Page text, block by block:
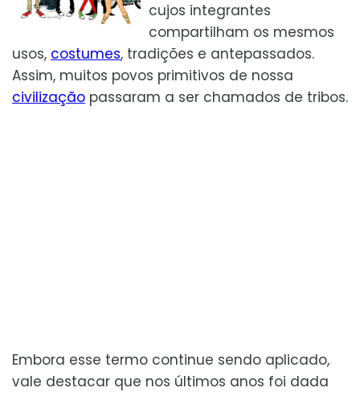
cujos integrantes
compartilham os mesmos
usos, costumes, tradições e antepassados.
Assim, muitos povos primitivos de nossa
civilização passaram a ser chamados de tribos.
Embora esse termo continue sendo aplicado,
vale destacar que nos últimos anos foi dada